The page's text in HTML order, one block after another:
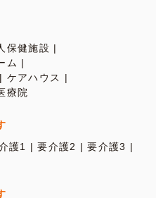
保健施設
ム
ケアハウス
療院
護1 要介護2
要介護3